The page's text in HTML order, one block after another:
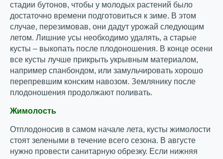
стадии бутонов, чтобы у молодых растений было
достаточно времени подготовиться к зиме. В этом
случае, перезимовав, они дадут урожай следующим
летом. Лишние усы необходимо удалять, а старые
кусты – выкопать после плодоношения. В конце осени
все кусты лучше прикрыть укрывным материалом,
например спанбондом, или замульчировать хорошо
перепревшим конским навозом. Землянику после
плодоношения продолжают поливать.
Жимолость
Отплодоносив в самом начале лета, кусты жимолости
стоят зелеными в течение всего сезона. В августе
нужно провести санитарную обрезку. Если нижняя